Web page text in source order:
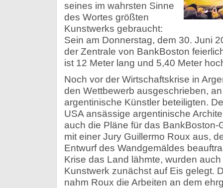
seines im wahrsten Sinne
des Wortes größten
Kunstwerks gebraucht:
Sein am Donnerstag, dem 30. Juni
der Zentrale von BankBoston
ist 12 Meter lang und 5,40 Meter
Noch vor der Wirtschaftskrise in
den Wettbewerb ausgeschrieben,
argentinische Künstler beteiligten.
USA ansässige argentinische
auch die Pläne für das BankBoston-
mit einer Jury Guillermo Roux aus,
Entwurf des Wandgemäldes
Krise das Land lähmte, wurden
Kunstwerk zunächst auf Eis gelegt.
nahm Roux die Arbeiten an dem